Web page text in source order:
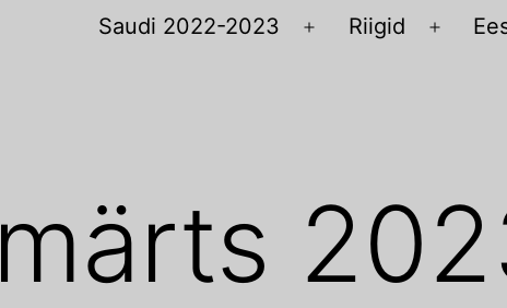
Saudi 2022-2023
Open
Riigid
Open
märts